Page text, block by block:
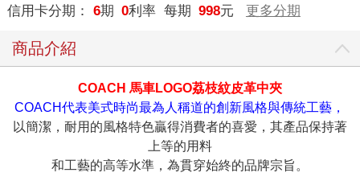
信用卡分期： 6期 0利率 每期 998元 更多分期
商品介紹
COACH 馬車LOGO荔枝紋皮革中夾
COACH代表美式時尚最為人稱道的創新風格與傳統工藝，
以簡潔，耐用的風格特色贏得消費者的喜愛，其產品保持著
上等的用料
和工藝的高等水準，為貫穿始終的品牌宗旨。